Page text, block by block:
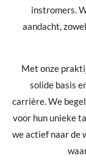
instromers.
aandacht,
Met onze
solide basis
carrière. We
voor hun unieke
we actief naar de